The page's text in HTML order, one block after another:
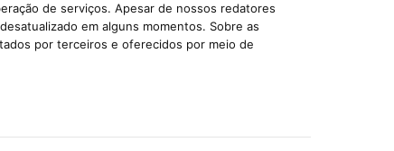
de serviços. Apesar de nossos redatores
em alguns momentos. Sobre as
por terceiros e oferecidos por meio de